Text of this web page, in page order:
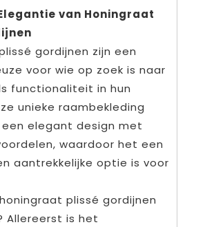
van Honingraat
gordijnen zijn een
voor wie op zoek is naar
functionaliteit in hun
unieke raambekleding
elegant design met
waardoor het een
aantrekkelijke optie is voor
plissé gordijnen
Allereerst is het